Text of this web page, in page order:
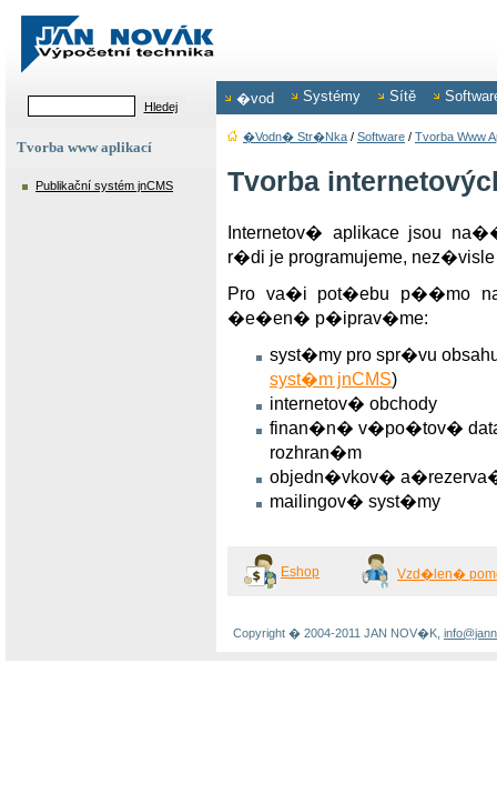
�vod Systémy Sítě
Tvorba www aplikací
Publikační systém jnCMS
�vodn� Str�nka / Software / Tvorba Www
Tvorba
Internetov� aplikace jsou
r�di je programujeme,
Pro va�i pot�ebu p��mo
�e�en� p�iprav�me:
syst�my pro spr�vu
syst�m jnCMS)
internetov� obchody
finan�n� v�po�tov�
rozhran�m
objedn�vkov�
mailingov� syst�my
Eshop Vzd�len�
Copyright � 2004-2011 JAN NOV�K,